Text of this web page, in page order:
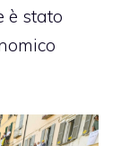
è stato